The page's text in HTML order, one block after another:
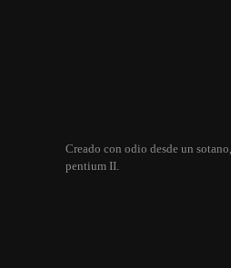
Creado con odio desde un
pentium II.